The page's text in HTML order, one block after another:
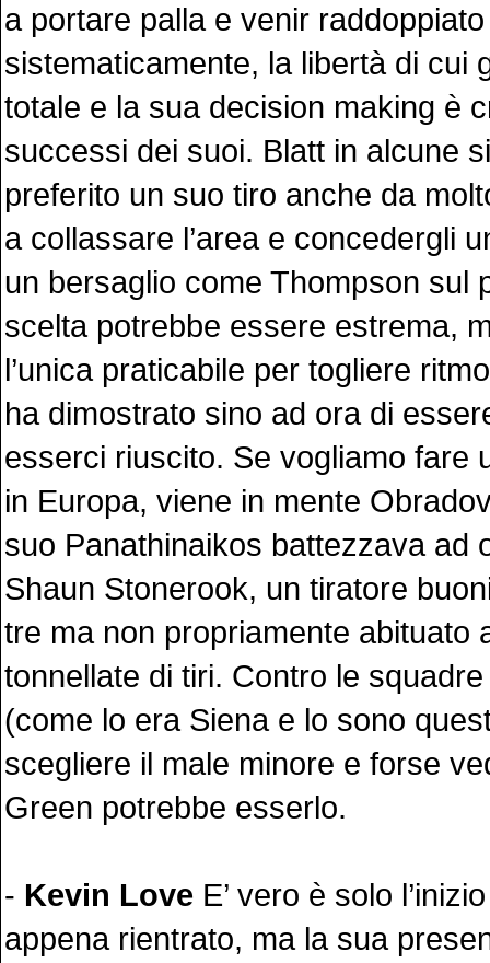
a portare palla e venir
sistematicamente, la libertà di cui
totale e la sua decision making è
successi dei suoi. Blatt in alcune
preferito un suo tiro anche da
a collassare l’area e concedergli
un bersaglio come Thompson sul
scelta potrebbe essere estrema,
l’unica praticabile per togliere
ha dimostrato sino ad ora di
esserci riuscito. Se vogliamo fare
in Europa, viene in mente
suo Panathinaikos battezzava ad
Shaun Stonerook, un tiratore
tre ma non propriamente abituato
tonnellate di tiri. Contro le
(come lo era Siena e lo sono
scegliere il male minore e forse
Green potrebbe esserlo.
- Kevin Love E’ vero è solo
appena rientrato, ma la sua